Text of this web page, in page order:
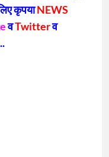
कृपयाNEWS
वTwitterव